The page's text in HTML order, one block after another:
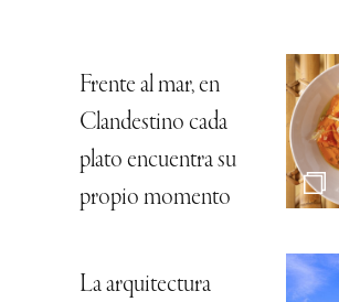
Frente al mar, en
Clandestino cada
plato encuentra su
propio momento
La arquitectura